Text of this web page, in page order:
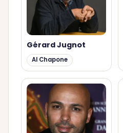
Gérard Jugnot
Al Chapone